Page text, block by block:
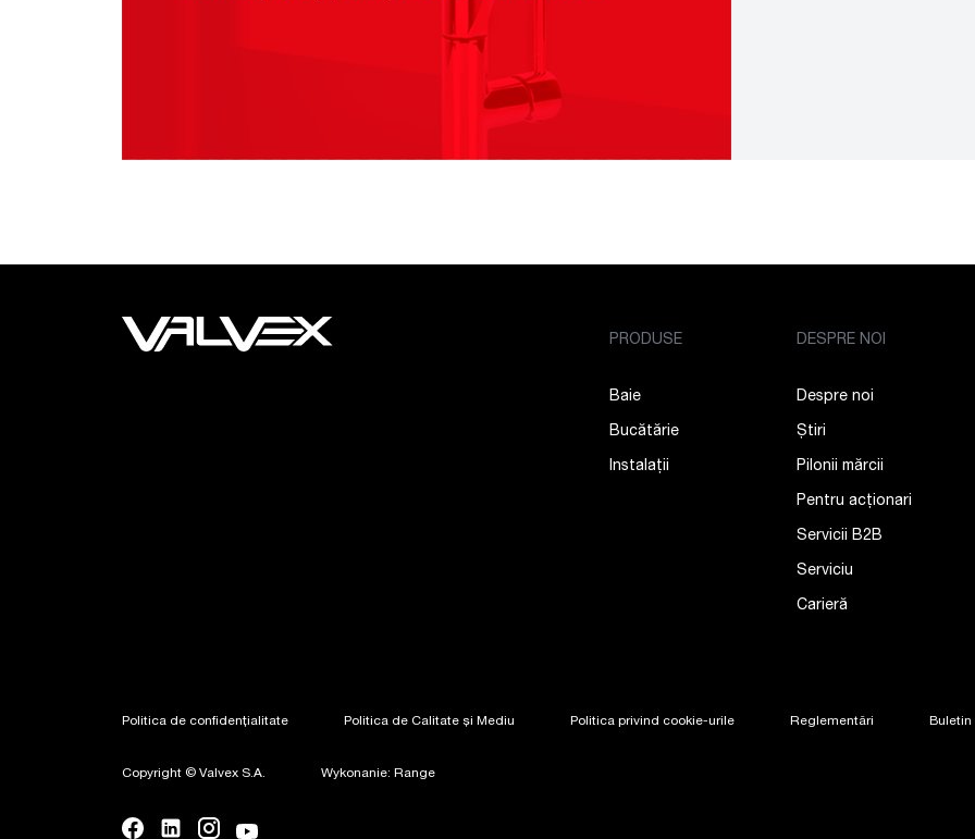
PRODUSE
Baie
Bucătărie
Instalații
DESPRE NOI
Despre noi
Știri
Pilonii mărcii
Pentru acționari
Servicii B2B
Serviciu
Carieră
Politica de confidențialitate Politica de Calitate și Mediu Politica privind cookie-urile Reglementări
Copyright © Valvex S.A. Wykonanie: Range